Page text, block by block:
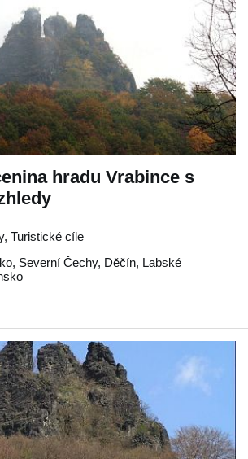
hradu Vrabince s
Turistické cíle
, Severní Čechy, Děčín, Labské